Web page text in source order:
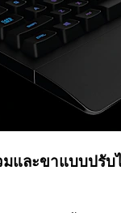
และขาแบบปรับ